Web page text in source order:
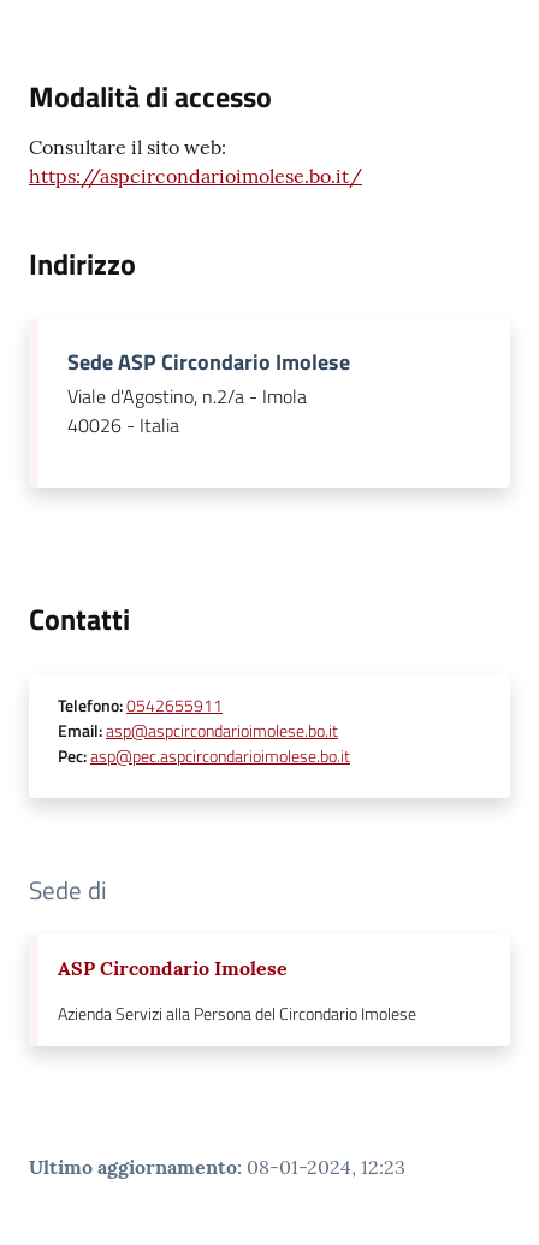
Seguici
su
Modalità di accesso
Consultare il sito web:
https://aspcircondarioimolese.bo.it/
Indirizzo
Sede ASP Circondario Imolese
Viale d'Agostino, n.2/a - Imola
40026 - Italia
Contatti
Telefono:0542655911
Email:asp@aspcircondarioimolese.bo.it
Pec:asp@pec.aspcircondarioimolese.bo.it
Sede di
ASP Circondario Imolese
Azienda Servizi alla Persona del Circondario Imolese
Ultimo aggiornamento: 08-01-2024, 12:23